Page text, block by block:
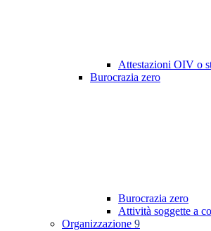
Attestazioni OIV o
Burocrazia zero
Burocrazia zero
Attività soggette a
Organizzazione 9